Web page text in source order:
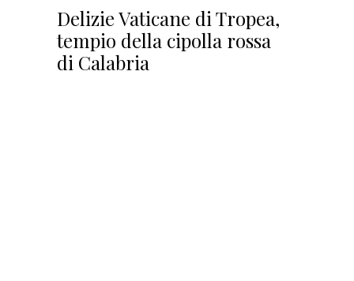
Delizie Vaticane di Tropea,
tempio della cipolla rossa
di Calabria